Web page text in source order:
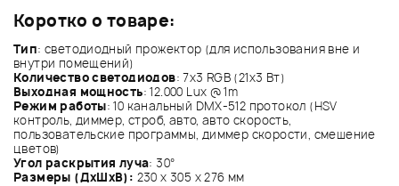
Коротко о товаре:
Тип: светодиодный прожектор (для использования вне и
внутри помещений)
Количество светодиодов: 7х3 RGB (21х3 Вт)
Выходная мощность: 12.000 Lux @ 1m
Режим работы: 10 канальный DMX-512 протокол (HSV
контроль, диммер, строб, авто, авто скорость,
пользовательские программы, диммер скорости, смешение
цветов)
Угол раскрытия луча: 30°
Размеры (ДхШхВ): 230 х 305 х 276 мм